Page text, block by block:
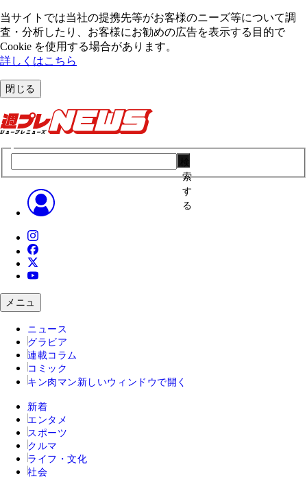
当サイトでは当社の提携先等がお客様のニーズ等について調
査・分析したり、お客様にお勧めの広告を表⽰する⽬的で
Cookie を使⽤する場合があります。
詳しくはこちら
閉じる
索
す
る
メニュ
ニュース
グラビア
連載コラム
コミック
キン肉マン 新しいウィンドウで開く
新着
エンタメ
スポーツ
クルマ
ライフ・文化
社会